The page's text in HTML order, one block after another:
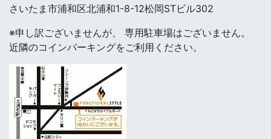
さいたま市浦和区北浦和1-8-12松岡STビル302
※申し訳ございませんが、 専用駐車場はございません。
近隣のコインパーキングをご利用ください。